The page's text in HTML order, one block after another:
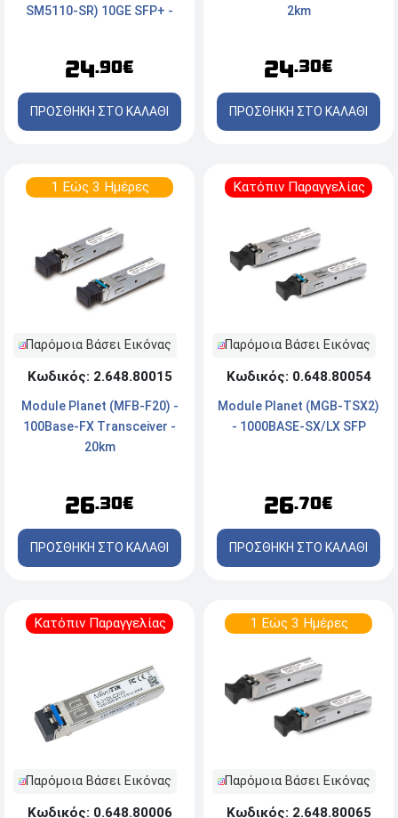
SM5110-SR) 10GE SFP+ -
24.90€
ΠΡΟΣΘΗΚΗ ΣΤΟ ΚΑΛΑΘΙ
2km
24.30€
ΠΡΟΣΘΗΚΗ ΣΤΟ ΚΑΛΑΘΙ
1 Εώς 3 Ημέρες
Παρόμοια Βάσει Εικόνας
Κωδικός: 2.648.80015
Module Planet (MFB-F20) -
100Base-FX Transceiver -
20km
26.30€
ΠΡΟΣΘΗΚΗ ΣΤΟ ΚΑΛΑΘΙ
Κατόπιν Παραγγελίας
Παρόμοια Βάσει Εικόνας
Κωδικός: 0.648.80054
Module Planet (MGB-TSX2)
- 1000BASE-SX/LX SFP
26.70€
ΠΡΟΣΘΗΚΗ ΣΤΟ ΚΑΛΑΘΙ
Κατόπιν Παραγγελίας
Παρόμοια Βάσει Εικόνας
Κωδικός: 0.648.80006
1 Εώς 3 Ημέρες
Παρόμοια Βάσει Εικόνας
Κωδικός: 2.648.80065